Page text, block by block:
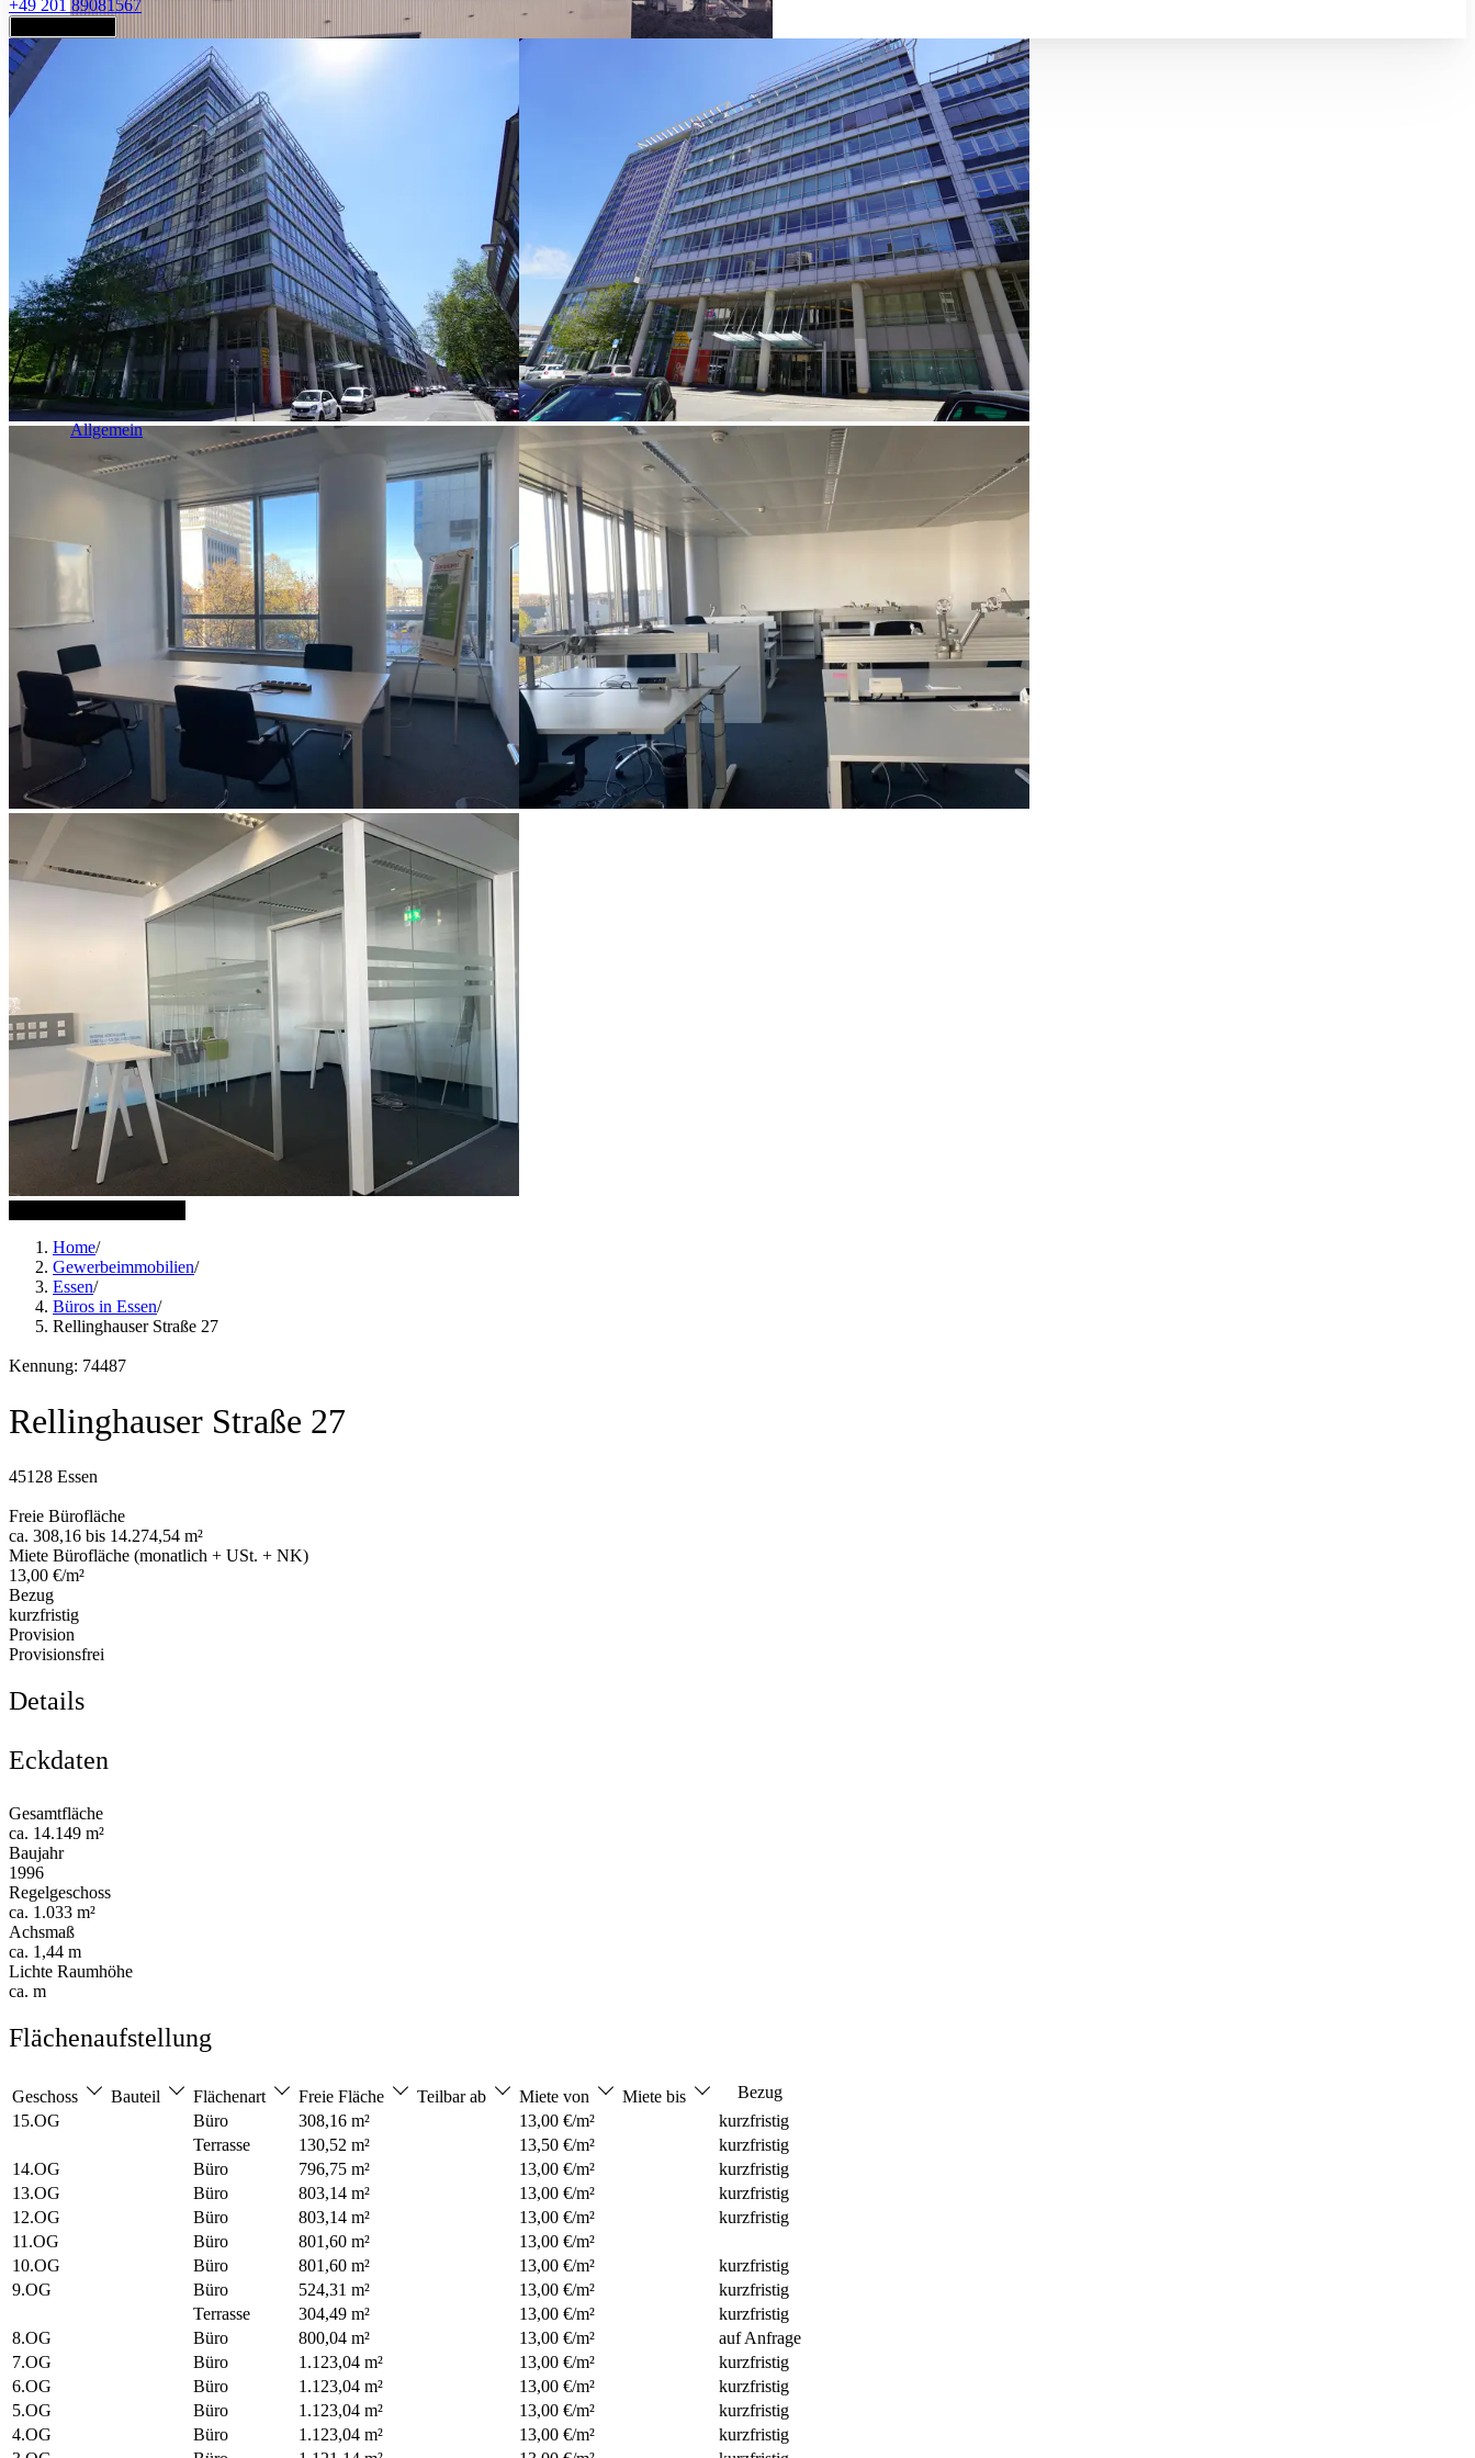
Industrie & Logistik
Allgemein
+49 201 89081567
Home/
Gewerbeimmobilien/
Essen/
Büros in Essen/
Rellinghauser Straße 27
Kennung: 74487
Rellinghauser Straße 27
45128 Essen
Freie Bürofläche
ca. 308,16 bis 14.274,54 m²
Miete Bürofläche (monatlich + USt. + NK)
13,00 €/m²
Bezug
kurzfristig
Provision
Provisionsfrei
Details
Eckdaten
Gesamtfläche
ca. 14.149 m²
Baujahr
1996
Regelgeschoss
ca. 1.033 m²
Achsmaß
ca. 1,44 m
Lichte Raumhöhe
ca. m
Flächenaufstellung
Geschoss Bauteil Flächenart Freie Fläche Teilbar ab Miete von Miete bis
Bezug
15.OG
Büro 308,16 m² 13,00 €/m²
kurzfristig
Terrasse
130,52 m² 13,50 €/m²
kurzfristig
14.OG
Büro 796,75 m² 13,00 €/m²
kurzfristig
13.OG
Büro 803,14 m² 13,00 €/m²
kurzfristig
12.OG
Büro 803,14 m² 13,00 €/m²
kurzfristig
11.OG
Büro 801,60 m²
13,00 €/m²
10.OG
Büro 801,60 m² 13,00 €/m²
kurzfristig
9.OG
Büro 524,31 m² 13,00 €/m²
kurzfristig
Terrasse
304,49 m² 13,00 €/m²
kurzfristig
8.OG
Büro 800,04 m² 13,00 €/m²
auf Anfrage
7.OG
Büro 1.123,04 m² 13,00 €/m²
kurzfristig
6.OG
Büro 1.123,04 m² 13,00 €/m²
kurzfristig
5.OG
Büro 1.123,04 m² 13,00 €/m²
kurzfristig
4.OG
Büro 1.123,04 m² 13,00 €/m²
kurzfristig